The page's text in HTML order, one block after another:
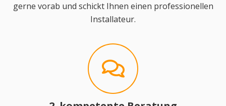
gerne vorab und schickt Ihnen einen professionellen
Installateur.